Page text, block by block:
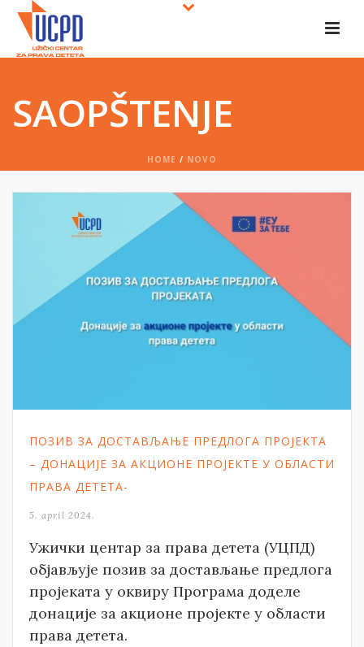
SAOPŠTENJE
HOME / NOVO
ПОЗИВ ЗА ДОСТАВЉАЊЕ ПРЕДЛОГА ПРОЈЕКТА
– ДОНАЦИЈЕ ЗА АКЦИОНЕ ПРОЈЕКТЕ У ОБЛАСТИ
ПРАВА ДЕТЕТА-
5. april 2024.
Ужички центар за права детета (УЦПД)
објављује позив за достављање предлога
пројеката у оквиру Програма доделе
донације за акционе пројекте у области
права детета.